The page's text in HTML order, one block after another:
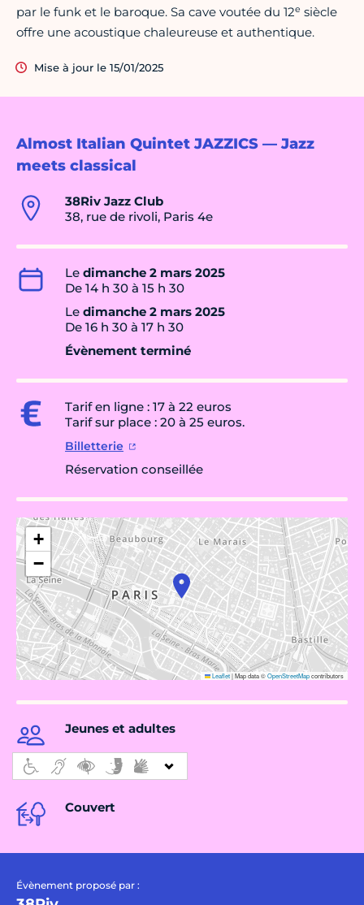
Almost Italian Quintet JAZZICS — Jazz
meets classical
38Riv Jazz Club
38, rue de rivoli, Paris 4e
Le dimanche 2 mars 2025
De 14 h 30 à 15 h 30
Le dimanche 2 mars 2025
De 16 h 30 à 17 h 30
Évènement terminé
Tarif en ligne : 17 à 22 euros
Tarif sur place : 20 à 25 euros.
Billetterie
Réservation conseillée
+
−
Leaflet|Map data ©OpenStreetMapcontributors
Jeunes et adultes
Couvert
Évènement proposé par :
par le funk et le baroque. Sa cave voutée du 12e siècle
offre une acoustique chaleureuse et authentique.
Mise à jour le 15/01/2025